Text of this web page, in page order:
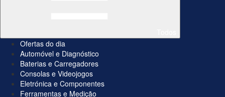
Ofertas do dia
Automóvel e Diagnóstico
Baterias e Carregadores
Consolas e Videojogos
Eletrónica e Componentes
Ferramentas e Medição